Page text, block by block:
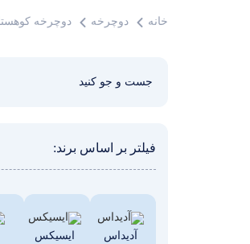
خانه دوچرخه دوچرخه
فیلتر بر اساس برند:
آدیداس ایسیکس